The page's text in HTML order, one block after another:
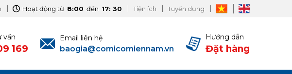
Hoạt động từ 8:00 đến 17: 30 Tiện ích Tuyển dụng
vấn
169
Email liên hệ
baogia@comicomiennam.vn
Hướng dẫn
Đặt hàng